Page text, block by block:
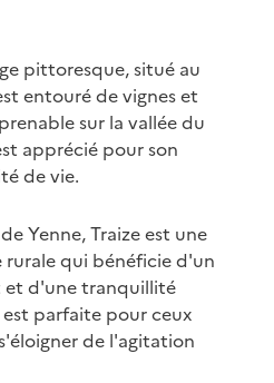
pittoresque, situé au
entouré de vignes et
sur la vallée du
apprécié pour son
de vie.
Yenne, Traize est une
qui bénéficie d'un
d'une tranquillité
parfaite pour ceux
de l'agitation